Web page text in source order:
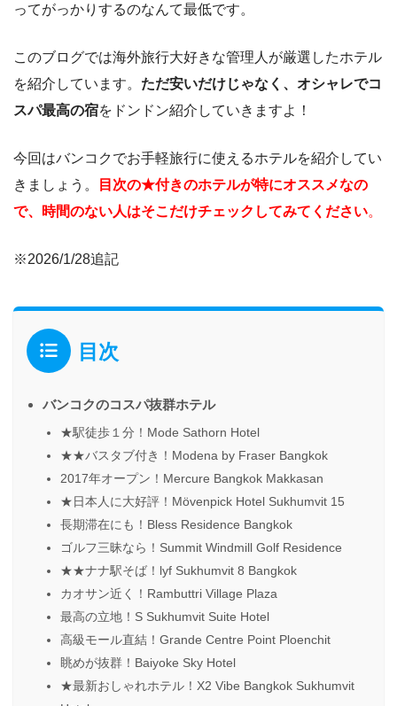
ってがっかりするのなんて最低です。
このブログでは海外旅行大好きな管理人が厳選したホテル
を紹介しています。 ただ安いだけじゃなく、オシャレでコ
スパ最高の宿をドンドン紹介していきますよ！
今回はバンコクでお手軽旅行に使えるホテルを紹介してい
きましょう。
目次の★付きのホテルが特にオススメなの
で、時間のない人はそこだけチェックしてみてください。
※2026/1/28追記
目次
バンコクのコスパ抜群ホテル
★駅徒歩１分！Mode Sathorn Hotel
★★バスタブ付き！Modena by Fraser Bangkok
2017年オープン！Mercure Bangkok Makkasan
★日本人に大好評！Mövenpick Hotel Sukhumvit 15
長期滞在にも！Bless Residence Bangkok
ゴルフ三昧なら！Summit Windmill Golf Residence
★★ナナ駅そば！lyf Sukhumvit 8 Bangkok
カオサン近く！Rambuttri Village Plaza
最高の立地！S Sukhumvit Suite Hotel
高級モール直結！Grande Centre Point Ploenchit
眺めが抜群！Baiyoke Sky Hotel
★最新おしゃれホテル！X2 Vibe Bangkok Sukhumvit